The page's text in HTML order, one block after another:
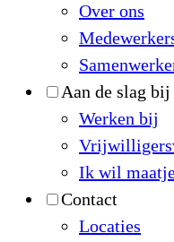
Over ons
Aan de slag bij
Werken bij
Ik wil
Contact
Locaties